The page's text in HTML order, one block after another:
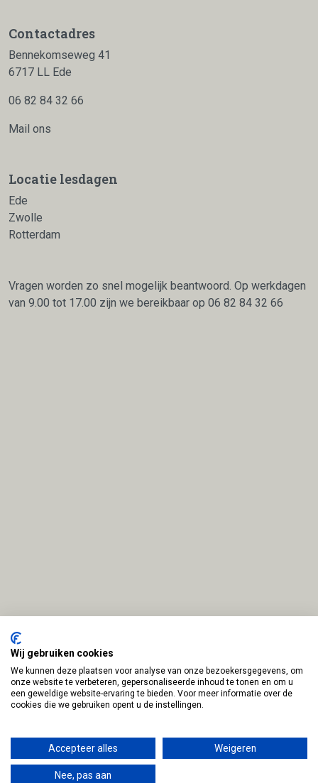
Contactadres
Bennekomseweg 41
6717 LL Ede
06 82 84 32 66
Mail ons
Locatie lesdagen
Ede
Zwolle
Rotterdam
Vragen worden zo snel mogelijk beantwoord. Op werkdagen
van 9.00 tot 17.00 zijn we bereikbaar op 06 82 84 32 66
Disclaimer en Privacy Policy
Cookie Statement
Door: BEN
webdesigner
© 2026 - Academie Coaching en Leefstijl
Wij gebruiken cookies
We kunnen deze plaatsen voor analyse van onze bezoekersgegevens, om
onze website te verbeteren, gepersonaliseerde inhoud te tonen en om u
een geweldige website-ervaring te bieden. Voor meer informatie over de
cookies die we gebruiken opent u de instellingen.
Accepteer alles Weigeren
Nee, pas aan